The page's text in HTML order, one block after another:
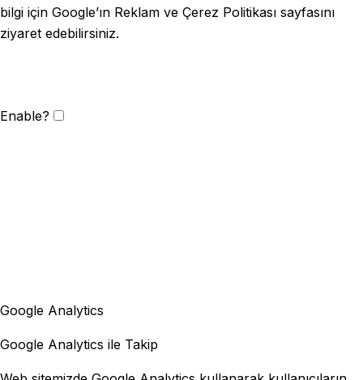
bilgi için Google’ın Reklam ve Çerez Politikası sayfasını
ziyaret edebilirsiniz.
Enable?
Google Analytics
Google Analytics ile Takip